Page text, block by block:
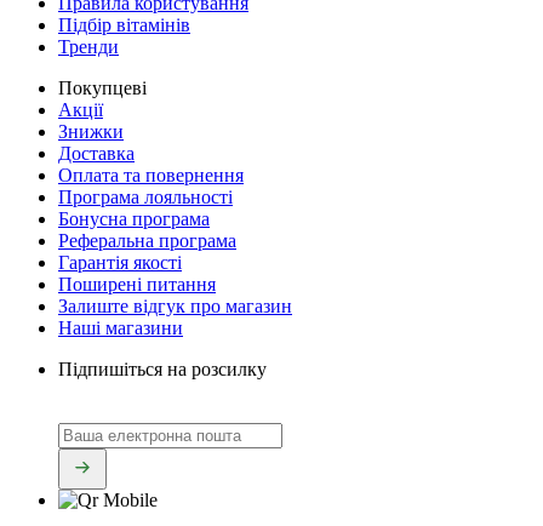
Підбір вітамінів
Тренди
Покупцеві
Акції
Знижки
Доставка
Оплата та повернення
Програма лояльності
Бонусна програма
Реферальна програма
Гарантія якості
Поширені питання
Залиште відгук про магазин
Наші магазини
Підпишіться на розсилку